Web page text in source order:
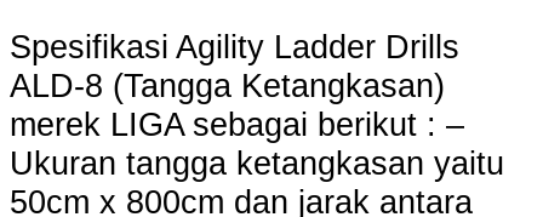
Spesifikasi Agility Ladder Drills
ALD-8 (Tangga Ketangkasan)
merek LIGA sebagai berikut : –
Ukuran tangga ketangkasan yaitu
50cm x 800cm dan jarak antara